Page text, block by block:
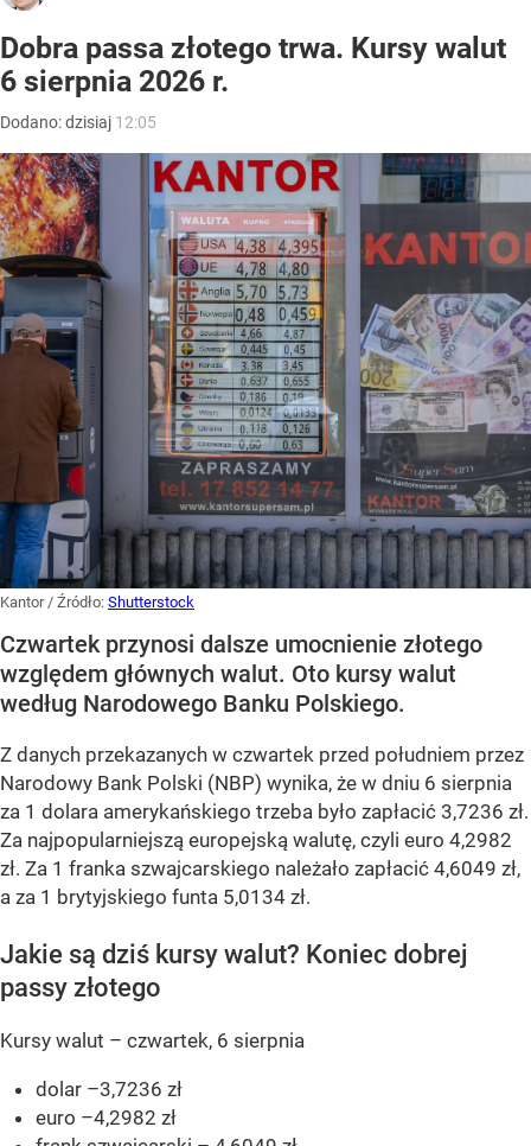
Dobra passa złotego trwa. Kursy walut
6 sierpnia 2026 r.
Dodano:dzisiaj 12:05
Kantor / Źródło: Shutterstock
Czwartek przynosi dalsze umocnienie złotego
względem głównych walut. Oto kursy walut
według Narodowego Banku Polskiego.
Z danych przekazanych w czwartek przed południem przez
Narodowy Bank Polski (NBP) wynika, że w dniu 6 sierpnia
za 1 dolara amerykańskiego trzeba było zapłacić 3,7236 zł.
Za najpopularniejszą europejską walutę, czyli euro 4,2982
zł. Za 1 franka szwajcarskiego należało zapłacić 4,6049 zł,
a za 1 brytyjskiego funta 5,0134 zł.
Jakie są dziś kursy walut? Koniec dobrej
passy złotego
Kursy walut – czwartek, 6 sierpnia
dolar –3,7236 zł
euro –4,2982 zł